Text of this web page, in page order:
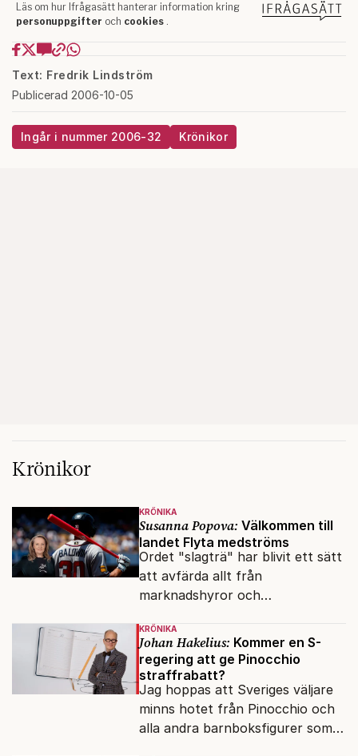
Text: Fredrik Lindström
Publicerad 2006-10-05
Ingår i nummer 2006-32 Krönikor
Krönikor
KRÖNIKA
Susanna Popova: Välkommen till
landet Flyta medströms
Ordet "slagträ" har blivit ett sätt
att avfärda allt från
marknadshyror och
om antisemitism.
KRÖNIKA
Johan Hakelius: Kommer en S-
regering att ge Pinocchio
straffrabatt?
Jag hoppas att Sveriges väljare
minns hotet från Pinocchio och
alla andra barnboksfigurer som